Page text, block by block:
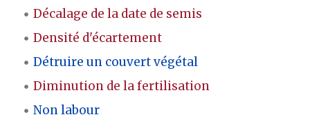
Décalage de la date de semis
Densité d'écartement
Détruire un couvert végétal
Diminution de la fertilisation
Non labour